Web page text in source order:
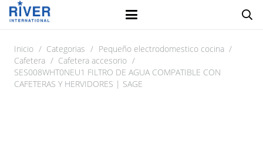
Inicio / Categorias / Pequeño electrodomestico cocina /
Cafetera / Cafetera accesorio /
SES008WHT0NEU1 FILTRO DE AGUA COMPATIBLE CON
CAFETERAS Y HERVIDORES | SAGE